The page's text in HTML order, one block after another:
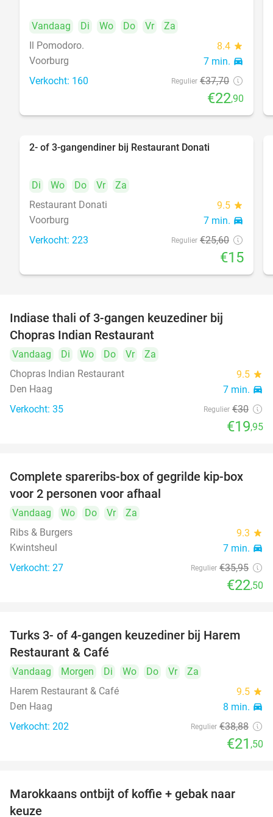
food
food
Vandaag Di Wo Do Vr
Za
Il Pomodoro.
8.4 star
Voorburg 7 min. directions_car
Verkocht: 160 Regulier €37,70
€22,90
2- of 3-gangendiner bij Restaurant Donati
Di Wo Do Vr
Za
Restaurant Donati
9.5 star
Voorburg 7 min. directions_car
Verkocht: 223 Regulier €25,60
€15
Indiase thali of 3-gangen keuzediner bij
Chopras Indian Restaurant
Vandaag Di Wo Do Vr
Za
Chopras Indian Restaurant
9.5 star
Den Haag 7 min. directions_car
Verkocht: 35 Regulier €30
€19,95
37%
Complete spareribs-box of gegrilde kip-box
voor 2 personen voor afhaal
Vandaag Wo Do Vr
Za
Ribs & Burgers
9.3 star
Kwintsheul 7 min. directions_car
Verkocht: 27 Regulier €35,95
€22,50
45%
Turks 3- of 4-gangen keuzediner bij Harem
Restaurant & Café
Vandaag Morgen Di Wo Do Vr
Za
Harem Restaurant & Café
9.5 star
Den Haag 8 min. directions_car
Verkocht: 202 Regulier €38,88
€21 ,50
Marokkaans ontbijt of koffie + gebak naar
keuze